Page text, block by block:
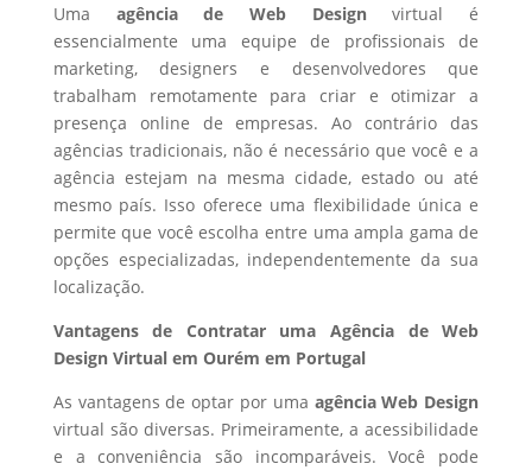
Uma agência de Web Designvirtual é
essencialmente uma equipe de profissionais de
marketing, designers e desenvolvedores que
trabalham remotamente para criar e otimizar a
presença online de empresas. Ao contrário das
agências tradicionais, não é necessário que você e a
agência estejam na mesma cidade, estado ou até
mesmo país. Isso oferece uma flexibilidade única e
permite que você escolha entre uma ampla gama de
opções especializadas, independentemente da sua
localização.
Vantagens de Contratar uma Agência de Web
Design Virtual em Ourém em Portugal
As vantagens de optar por uma agência Web Design
virtual são diversas. Primeiramente, a acessibilidade
e a conveniência são incomparáveis. Você pode